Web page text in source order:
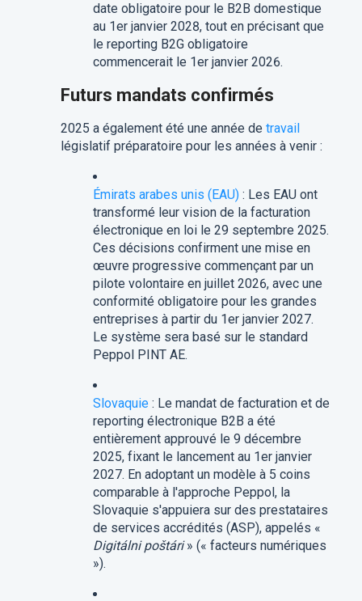
date obligatoire pour le B2B domestique
au 1er janvier 2028, tout en précisant que
le reporting B2G obligatoire
commencerait le 1er janvier 2026.
Futurs mandats confirmés
2025 a également été une année de travail
législatif préparatoire pour les années à venir :
Émirats arabes unis (EAU): Les EAU ont
transformé leur vision de la facturation
électronique en loi le 29 septembre 2025.
Ces décisions confirment une mise en
œuvre progressive commençant par un
pilote volontaire en juillet 2026, avec une
conformité obligatoire pour les grandes
entreprises à partir du 1er janvier 2027.
Le système sera basé sur le standard
Peppol PINT AE.
Slovaquie: Le mandat de facturation et de
reporting électronique B2B a été
entièrement approuvé le 9 décembre
2025, fixant le lancement au 1er janvier
2027. En adoptant un modèle à 5 coins
comparable à l'approche Peppol, la
Slovaquie s'appuiera sur des prestataires
de services accrédités (ASP), appelés «
Digitálni poštári» (« facteurs numériques
»).